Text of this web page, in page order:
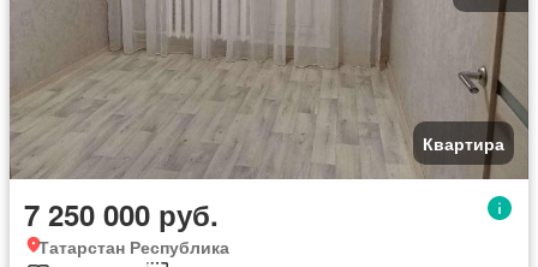
Квартира
7 250 000 руб.
Татарстан Республика